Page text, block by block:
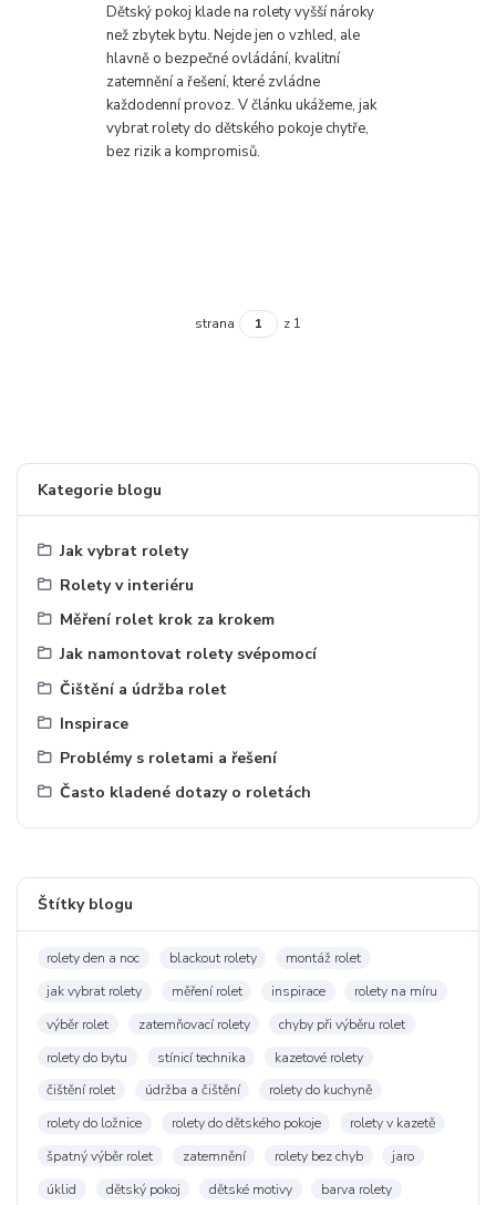
Kategorie blogu
Jak vybrat rolety
Rolety v interiéru
Měření rolet krok za krokem
Jak namontovat rolety svépomocí
Čištění a údržba rolet
Inspirace
Problémy s roletami a řešení
Často kladené dotazy o roletách
Štítky blogu
rolety den a noc blackout rolety
montáž rolet
jak vybrat rolety
měření rolet inspirace
rolety na míru
výběr rolet
zatemňovací rolety
chyby při výběru rolet
rolety do bytu
stínicí technika
kazetové rolety
čištění rolet
údržba a čištění
rolety do kuchyně
rolety do ložnice
rolety do dětského pokoje
rolety v kazetě
špatný výběr rolet
zatemnění rolety bez chyb
jaro
úklid
dětský pokoj dětské motivy barva rolety
Dětský pokoj klade na rolety vyšší nároky
než zbytek bytu. Nejde jen o vzhled, ale
hlavně o bezpečné ovládání, kvalitní
zatemnění a řešení, které zvládne
každodenní provoz. V článku ukážeme, jak
vybrat rolety do dětského pokoje chytře,
bez rizik a kompromisů.
strana z 1